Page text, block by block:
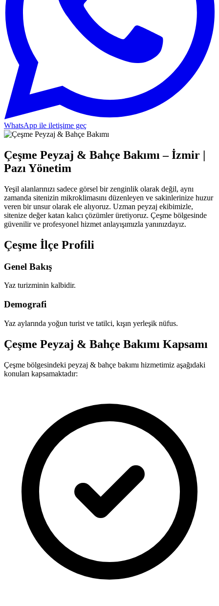
WhatsApp ile iletişime geç
Çeşme Peyzaj & Bahçe Bakımı – İzmir |
Pazı Yönetim
Yeşil alanlarınızı sadece görsel bir zenginlik olarak değil, aynı
zamanda sitenizin mikroklimasını düzenleyen ve sakinlerinize huzur
veren bir unsur olarak ele alıyoruz. Uzman peyzaj ekibimizle,
sitenize değer katan kalıcı çözümler üretiyoruz. Çeşme bölgesinde
güvenilir ve profesyonel hizmet anlayışımızla yanınızdayız.
Çeşme İlçe Profili
Genel Bakış
Yaz turizminin kalbidir.
Demografi
Yaz aylarında yoğun turist ve tatilci, kışın yerleşik nüfus.
Çeşme Peyzaj & Bahçe Bakımı Kapsamı
Çeşme bölgesindeki peyzaj & bahçe bakımı hizmetimiz aşağıdaki
konuları kapsamaktadır: